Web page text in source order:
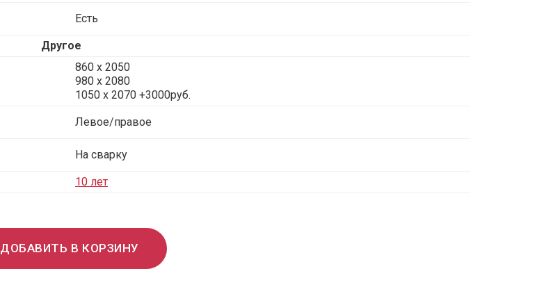
Есть
Другое
860 х 2050
980 x 2080
1050 x 2070 +3000руб.
Левое/правое
На сварку
10 лет
ДОБАВИТЬ В КОРЗИНУ